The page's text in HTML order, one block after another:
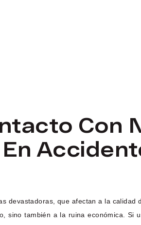
Con
devastadoras, que afectan a la
sino también a la ruina económica.